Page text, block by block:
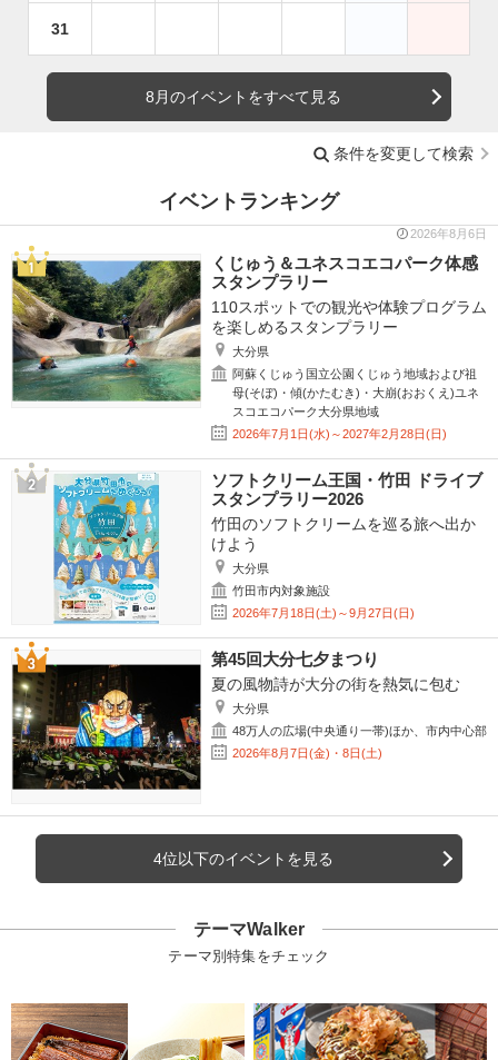
31
8月のイベントをすべて見る
条件を変更して検索
イベントランキング
2026年8月6日
くじゅう＆ユネスコエコパーク体感
スタンプラリー
110スポットでの観光や体験プログラム
を楽しめるスタンプラリー
大分県
阿蘇くじゅう国立公園くじゅう地域および祖
母(そぼ)・傾(かたむき)・大崩(おおくえ)ユネ
スコエコパーク大分県地域
2026年7月1日(水)～2027年2月28日(日)
ソフトクリーム王国・竹田 ドライブ
スタンプラリー2026
竹田のソフトクリームを巡る旅へ出か
けよう
大分県
竹田市内対象施設
2026年7月18日(土)～9月27日(日)
第45回大分七夕まつり
夏の風物詩が大分の街を熱気に包む
大分県
48万人の広場(中央通り一帯)ほか、市内中心部
2026年8月7日(金)・8日(土)
4位以下のイベントを見る
テーマWalker
テーマ別特集をチェック